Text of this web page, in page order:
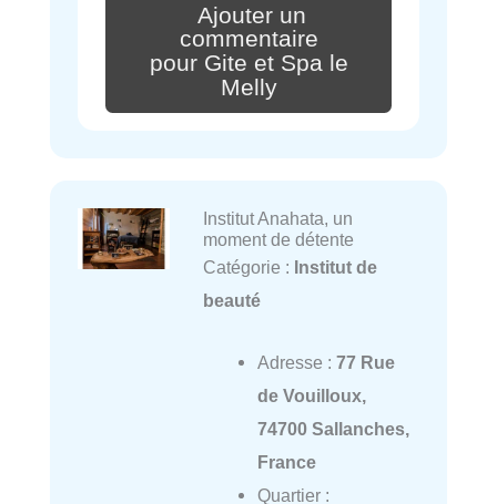
Ajouter un
commentaire
pour Gite et Spa le
Melly
Institut Anahata, un
moment de détente
Catégorie : Institut de
beauté
Adresse : 77 Rue
de Vouilloux,
74700 Sallanches,
France
Quartier :